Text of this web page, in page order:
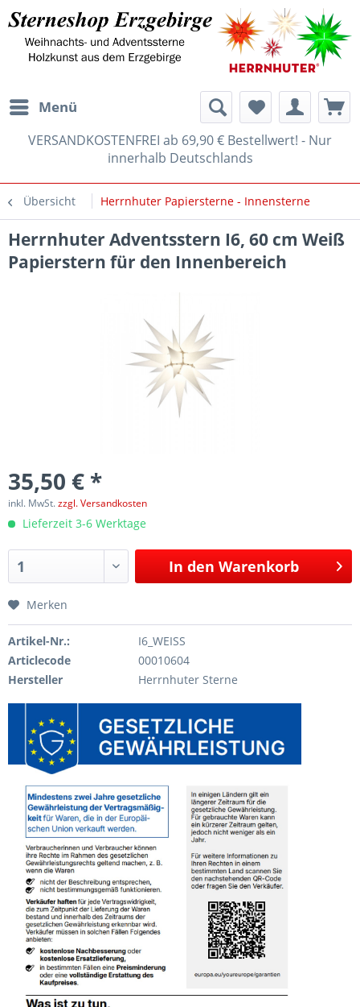
Menü
VERSANDKOSTENFREI ab 69,90 € Bestellwert! - Nur
innerhalb Deutschlands
Übersicht Herrnhuter Papiersterne - Innensterne
Herrnhuter Adventsstern I6, 60 cm Weiß
Papierstern für den Innenbereich
35,50 € *
inkl. MwSt.zzgl. Versandkosten
Lieferzeit 3-6 Werktage
In den Warenkorb
Merken
Artikel-Nr.:
I6_WEISS
Articlecode
00010604
Hersteller
Herrnhuter Sterne